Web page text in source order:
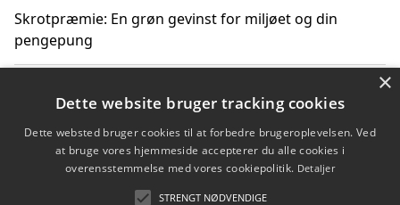
Skrotpræmie: En grøn gevinst for miljøet og din
pengepung
Hvordan blåfade med rist kan hjælpe med at reducere
plastik i havet
Spil kasinospil på et troværdigt online casino: Din
guide til sikker og sjov underholdning
×
Dette website bruger tracking cookies
Dette websted bruger cookies til at forbedre brugeroplevelsen. Ved
at bruge vores hjemmeside accepterer du alle cookies i
overensstemmelse med vores cookiepolitik. Detaljer
STRENGT NØDVENDIGE